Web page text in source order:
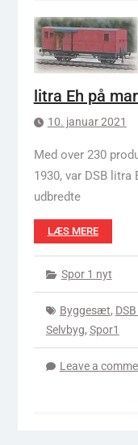
litra Eh på
10. januar 2021
Med over 230
1930, var DSB
udbredte
LÆS MERE
Spor 1 nyt
Byggesæt,
Selvbyg, Spor1
Leave a